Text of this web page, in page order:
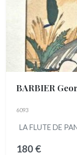
BARBIER
6093
LA FLUTE DE
180 €